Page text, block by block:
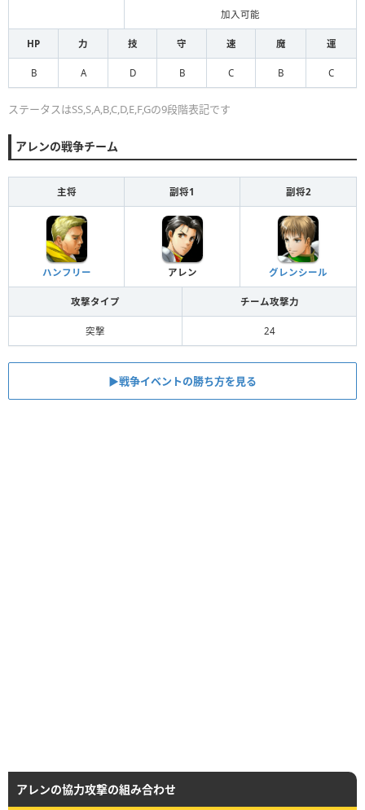
加入可能
HP 力 技 守 速 魔 運
B A D B C B C
ステータスはSS,S,A,B,C,D,E,F,Gの9段階表記です
アレンの戦争チーム
主将 副将1 副将2
ハンフリー アレン グレンシール
攻撃タイプ チーム攻撃力
突撃 24
▶︎戦争イベントの勝ち方を見る
アレンの協力攻撃の組み合わせ